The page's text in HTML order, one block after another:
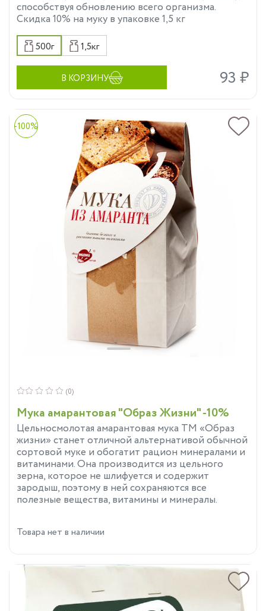
способствуя обновлению всего организма.
Скидка 10% на муку в упаковке 1,5 кг
500г 1,5кг
В КОРЗИНУ 93 ₽
-100%
Мука амарантовая "Образ Жизни" -10%
Цельносмолотая амарантовая мука ТМ «Образ
жизни» станет отличной альтернативой обычной
сортовой муке и обогатит рацион минералами и
витаминами. Она производится из цельного
зерна, которое не шлифуется и содержит
зародыш, поэтому в ней сохраняются все
полезные вещества, витамины и минералы.
(0)
Товара нет в наличии